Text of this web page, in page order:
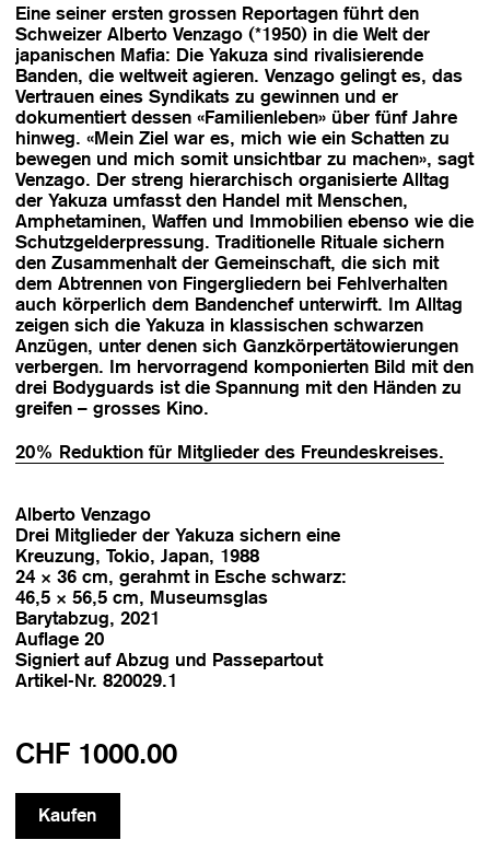
Eine seiner ersten grossen Reportagen führt den
Schweizer Alberto Venzago (*1950) in die Welt der
japanischen Mafia: Die Yakuza sind rivalisierende
Banden, die weltweit agieren. Venzago gelingt es, das
Vertrauen eines Syndikats zu gewinnen und er
dokumentiert dessen «Familienleben» über fünf Jahre
hinweg. «Mein Ziel war es, mich wie ein Schatten zu
bewegen und mich somit unsichtbar zu machen», sagt
Venzago. Der streng hierarchisch organisierte Alltag
der Yakuza umfasst den Handel mit Menschen,
Amphetaminen, Waffen und Immobilien ebenso wie die
Schutzgelderpressung. Traditionelle Rituale sichern
den Zusammenhalt der Gemeinschaft, die sich mit
dem Abtrennen von Fingergliedern bei Fehlverhalten
auch körperlich dem Bandenchef unterwirft. Im Alltag
zeigen sich die Yakuza in klassischen schwarzen
Anzügen, unter denen sich Ganzkörpertätowierungen
verbergen. Im hervorragend komponierten Bild mit den
drei Bodyguards ist die Spannung mit den Händen zu
greifen – grosses Kino.
20% Reduktion für Mitglieder des Freundeskreises.
Alberto Venzago
Drei Mitglieder der Yakuza sichern eine
Kreuzung, Tokio, Japan, 1988
24 × 36 cm, gerahmt in Esche schwarz:
46,5 × 56,5 cm, Museumsglas
Barytabzug, 2021
Auflage 20
Signiert auf Abzug und Passepartout
Artikel-Nr. 820029.1
CHF 1000.00